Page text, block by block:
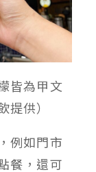
皆為甲文
供）
例如門市
餐，還可